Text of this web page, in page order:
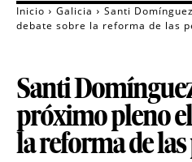
Inicio Galicia
Santi
debate sobre la reforma de las
Santi
próximo pleno
la reforma de